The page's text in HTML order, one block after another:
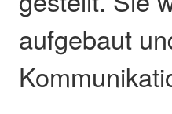
aufgebaut